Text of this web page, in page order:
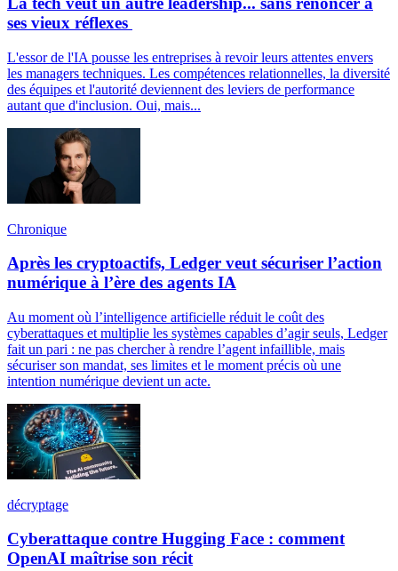
ses vieux réflexes
L'essor de l'IA pousse les entreprises à revoir leurs attentes envers
les managers techniques. Les compétences relationnelles, la diversité
des équipes et l'autorité deviennent des leviers de performance
autant que d'inclusion. Oui, mais...
Chronique
Après les cryptoactifs, Ledger veut sécuriser l’action
numérique à l’ère des agents IA
Au moment où l’intelligence artificielle réduit le coût des
cyberattaques et multiplie les systèmes capables d’agir seuls, Ledger
fait un pari : ne pas chercher à rendre l’agent infaillible, mais
sécuriser son mandat, ses limites et le moment précis où une
intention numérique devient un acte.
décryptage
Cyberattaque contre Hugging Face : comment
OpenAI maîtrise son récit